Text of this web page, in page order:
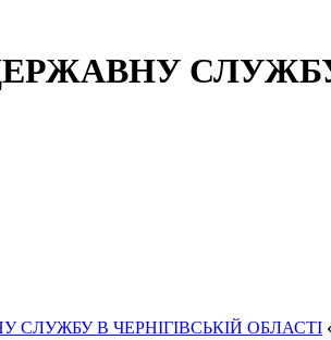
СЛУЖБУ
В ЧЕРНІГІВСЬКІЙ ОБЛАСТІ ‹